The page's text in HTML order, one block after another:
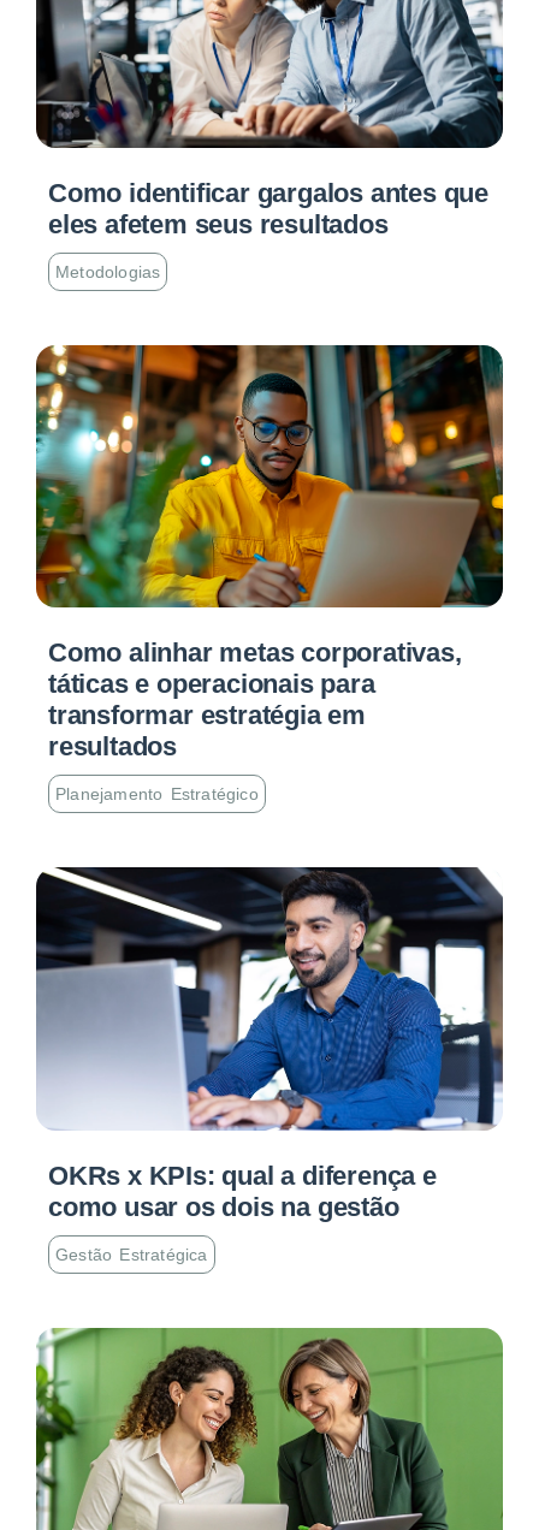
Como identificar gargalos antes que
eles afetem seus resultados
Metodologias
Como alinhar metas corporativas,
táticas e operacionais para
transformar estratégia em
resultados
Planejamento Estratégico
OKRs x KPIs: qual a diferença e
como usar os dois na gestão
Gestão Estratégica